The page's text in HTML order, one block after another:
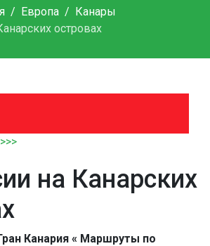
Европа
Канары
островах
на Канарских
Канария « Маршруты по